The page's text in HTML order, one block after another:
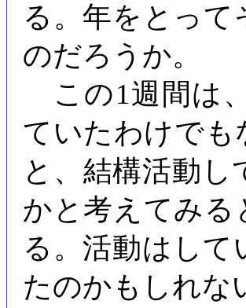
る。年をとっ
のだろうか。
この1週間は
ていたわけでも
と、結構活動
かと考えてみる
る。活動はし
たのかもしれな